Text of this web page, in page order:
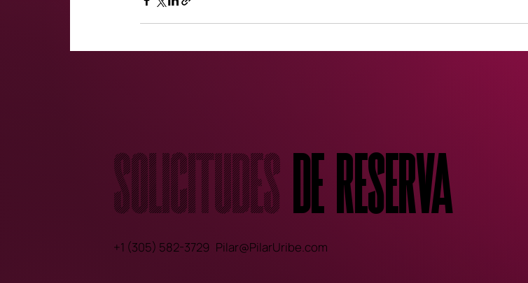
Solicitudes de reserva
+1 (305) 582-3729 Pilar@PilarUribe.com